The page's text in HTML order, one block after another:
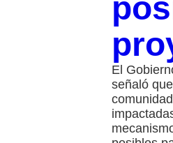
El
señaló